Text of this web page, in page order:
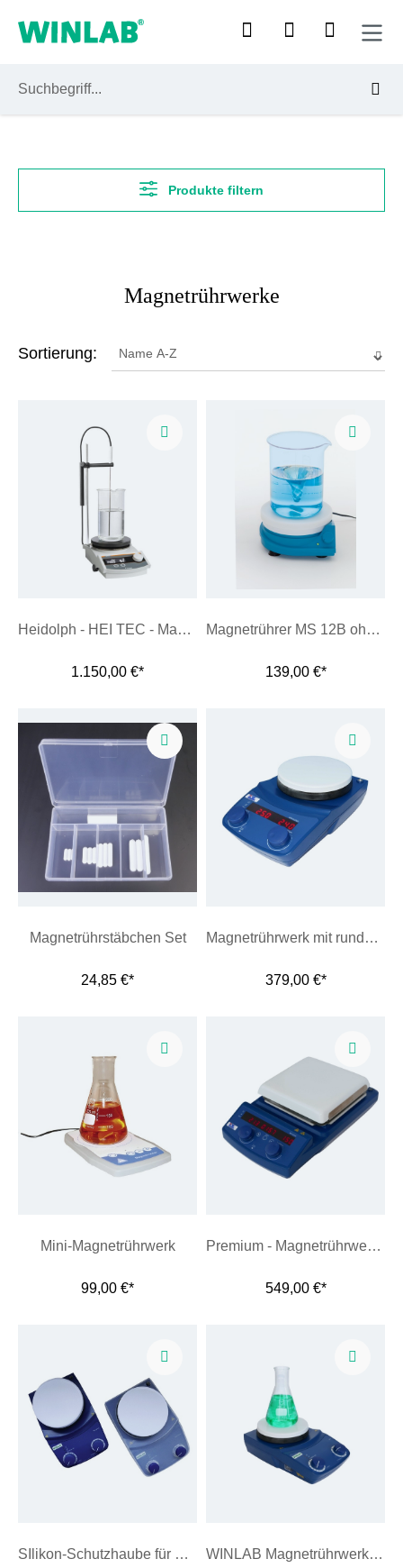
Produkte filtern
Magnetrührwerke
Sortierung:
Heidolph - HEI TEC - Magnetrührwerk mit integriertem Temperaturregler
1.150,00 €*
Magnetrührer MS 12B ohne Heizung
139,00 €*
Magnetrührstäbchen Set
24,85 €*
Magnetrührwerk mit runder Heizplatte , Typ LED 2002 LED
379,00 €*
Mini-Magnetrührwerk
99,00 €*
Premium - Magnetrührwerk mit Heizplatte 2005LED
549,00 €*
SIlikon-Schutzhaube für Magnetrührwerke WINLAB Magnetrührwerk 2010 mit Heizplatte